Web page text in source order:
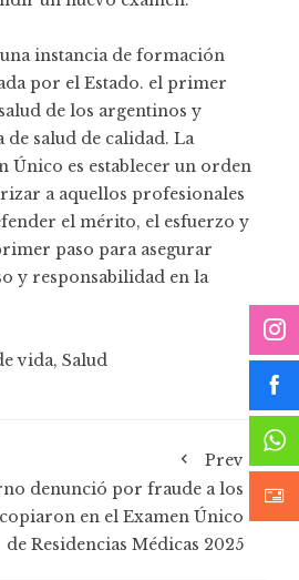
instancia de formación
por el Estado. el primer
de los argentinos y
salud de calidad. La
Único es establecer un orden
a aquellos profesionales
el mérito, el esfuerzo y
paso para asegurar
y responsabilidad en la
vida, Salud
Prev
denunció por fraude a los
en el Examen Único
de Residencias Médicas 2025